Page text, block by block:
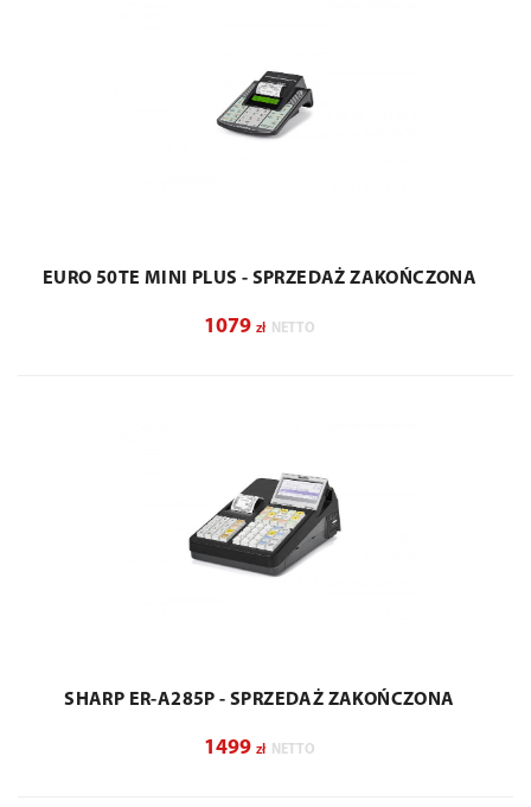
EURO 50TE MINI PLUS - SPRZEDAŻ ZAKOŃCZONA
1079 zł NETTO
SHARP ER-A285P - SPRZEDAŻ ZAKOŃCZONA
1499 zł NETTO